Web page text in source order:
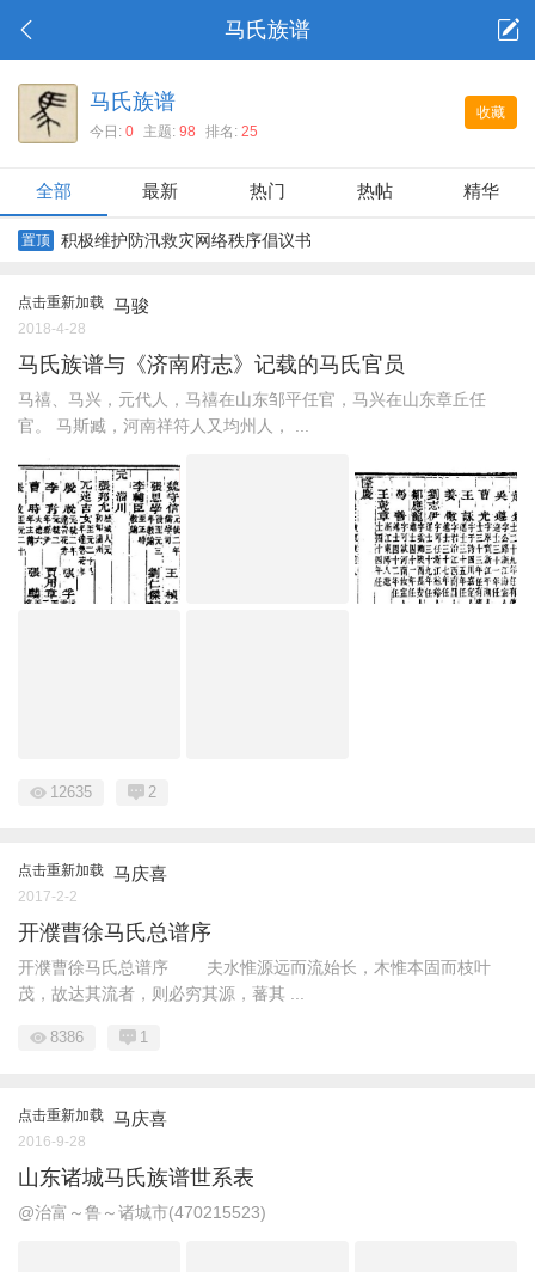
马氏族谱
收藏
马氏族谱
今日: 0 主题: 98 排名: 25
全部 最新 热门 热帖 精华
置顶 积极维护防汛救灾网络秩序倡议书
点击重新加载 马骏
2018-4-28
马氏族谱与《济南府志》记载的马氏官员
马禧、马兴，元代人，马禧在山东邹平任官，马兴在山东章丘任
官。 马斯臧，河南祥符人又均州人， ...
12635 2
点击重新加载 马庆喜
2017-2-2
开濮曹徐马氏总谱序
开濮曹徐马氏总谱序 夫水惟源远而流始长，木惟本固而枝叶
茂，故达其流者，则必穷其源，蕃其 ...
8386 1
点击重新加载 马庆喜
2016-9-28
山东诸城马氏族谱世系表
@治富～鲁～诸城市(470215523)